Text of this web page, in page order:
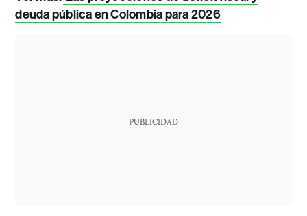
deuda pública en Colombia para 2026
PUBLICIDAD